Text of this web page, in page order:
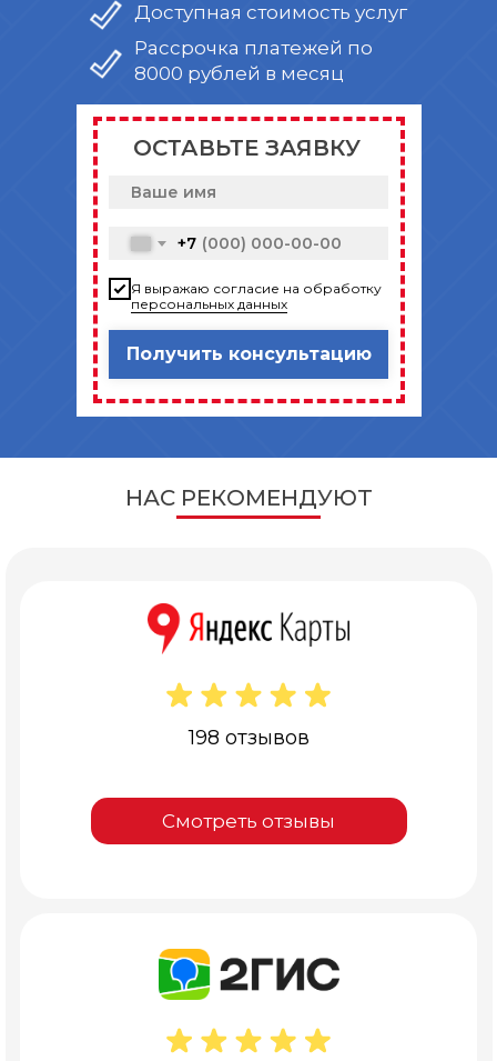
Доступная стоимость услуг
Рассрочка платежей по
8000 рублей в месяц
+7
Я выражаю согласие на обработку
персональных данных
Получить консультацию
ОСТАВЬТЕ ЗАЯВКУ
НАС РЕКОМЕНДУЮТ
198 отзывов
Смотреть отзывы